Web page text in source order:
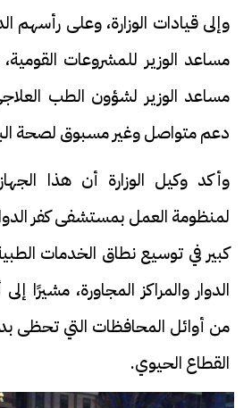
وإلى قيادات الوزارة، وعلى رأسهم
مساعد الوزير للمشروعات القومية،
مساعد الوزير لشؤون الطب
دعم متواصل وغير مسبوق لصحة
وأكد وكيل الوزارة أن هذا
لمنظومة العمل بمستشفى كفر
كبير في توسيع نطاق الخدمات
الدوار والمراكز المجاورة، مشيرًا
من أوائل المحافظات التي تحظى
القطاع الحيوي.